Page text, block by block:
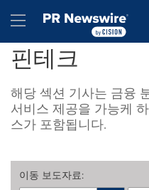
Hamburger menu
핀테크
해당 섹션 기사는 금융
서비스 제공을 가능케
스가 포함됩니다.
이동 보도자료: